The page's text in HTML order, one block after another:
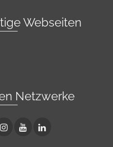
Webseiten
Netzwerke